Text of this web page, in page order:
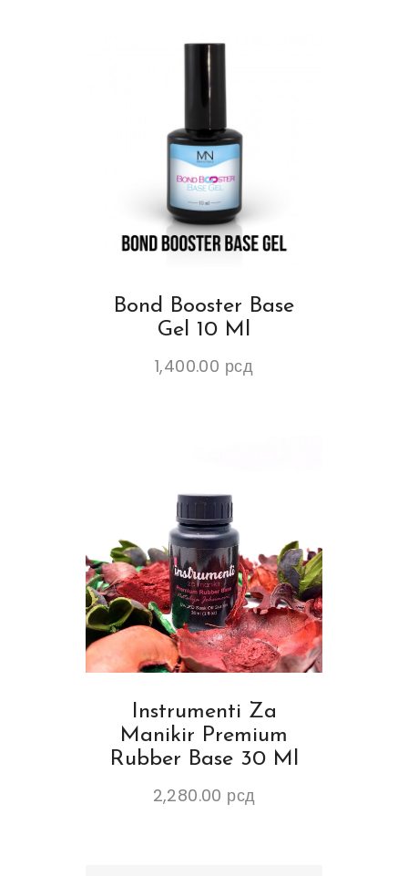
Bond Booster Base
Gel 10 Ml
1,400.00 рсд
Instrumenti Za
Manikir Premium
Rubber Base 30 Ml
2,280.00 рсд